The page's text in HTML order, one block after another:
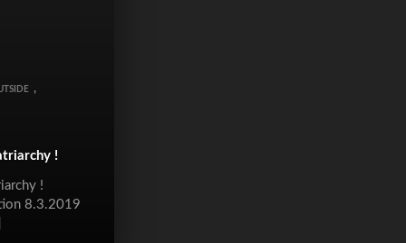
,
!
!
8.3.2019